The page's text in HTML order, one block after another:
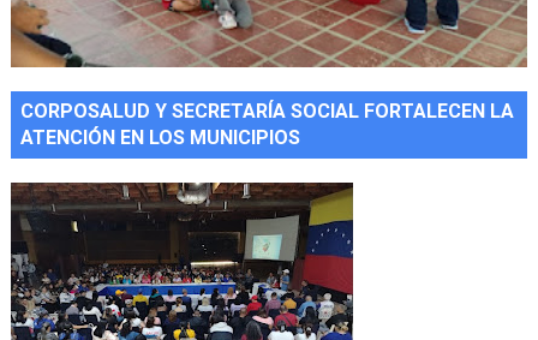
CORPOSALUD Y SECRETARÍA SOCIAL FORTALECEN LA
ATENCIÓN EN LOS MUNICIPIOS